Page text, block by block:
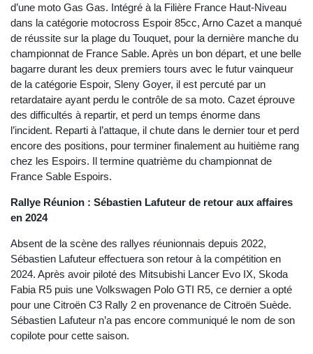
d’une moto Gas Gas. Intégré à la Filière France Haut-Niveau
dans la catégorie motocross Espoir 85cc, Arno Cazet a manqué
de réussite sur la plage du Touquet, pour la dernière manche du
championnat de France Sable. Après un bon départ, et une belle
bagarre durant les deux premiers tours avec le futur vainqueur
de la catégorie Espoir, Sleny Goyer, il est percuté par un
retardataire ayant perdu le contrôle de sa moto. Cazet éprouve
des difficultés à repartir, et perd un temps énorme dans
l’incident. Reparti à l’attaque, il chute dans le dernier tour et perd
encore des positions, pour terminer finalement au huitième rang
chez les Espoirs. Il termine quatrième du championnat de
France Sable Espoirs.
Rallye Réunion : Sébastien Lafuteur de retour aux affaires
en 2024
Absent de la scène des rallyes réunionnais depuis 2022,
Sébastien Lafuteur effectuera son retour à la compétition en
2024. Après avoir piloté des Mitsubishi Lancer Evo IX, Skoda
Fabia R5 puis une Volkswagen Polo GTI R5, ce dernier a opté
pour une Citroën C3 Rally 2 en provenance de Citroën Suède.
Sébastien Lafuteur n’a pas encore communiqué le nom de son
copilote pour cette saison.